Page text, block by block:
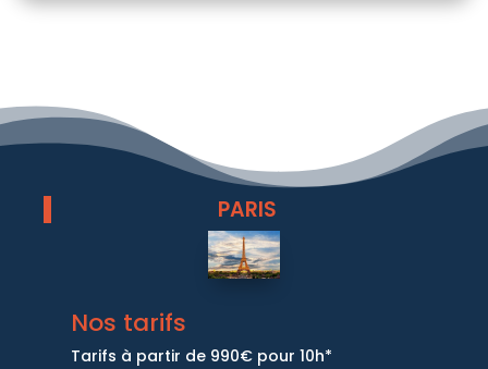
PARIS
Nos tarifs
Tarifs à partir de 990€ pour 10h*